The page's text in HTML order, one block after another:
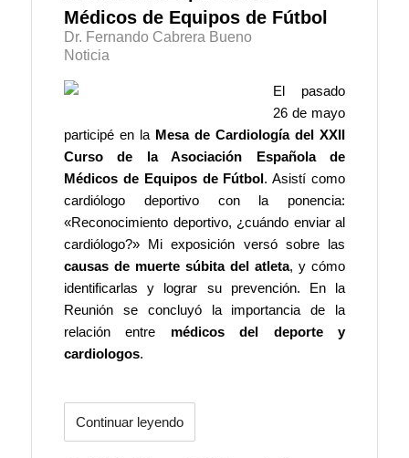
Médicos de Equipos de Fútbol
Dr. Fernando Cabrera Bueno
Noticia
El pasado
26 de mayo
participé en la Mesa de Cardiología del XXII
Curso de la Asociación Española de
Médicos de Equipos de Fútbol . Asistí como
cardiólogo deportivo con la ponencia:
«Reconocimiento deportivo, ¿cuándo enviar al
cardiólogo?» Mi exposición versó sobre las
causas de muerte súbita del atleta, y cómo
identificarlas y lograr su prevención. En la
Reunión se concluyó la importancia de la
relación entre médicos del deporte y
cardiologos.
Continuar leyendo